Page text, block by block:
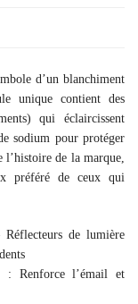
d’un blanchiment
unique contient des
qui éclaircissent
sodium pour protéger
de la marque,
préféré de ceux qui
Réflecteurs de lumière
: Renforce l’émail et